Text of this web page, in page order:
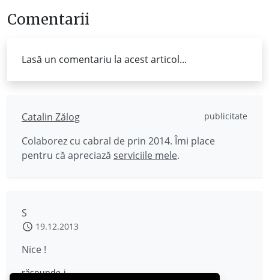
Comentarii
Lasă un comentariu la acest articol...
Catalin Zălog publicitate
Colaborez cu cabral de prin 2014. Îmi place
pentru că apreciază serviciile mele.
S
19.12.2013
Nice !
răspunde-i